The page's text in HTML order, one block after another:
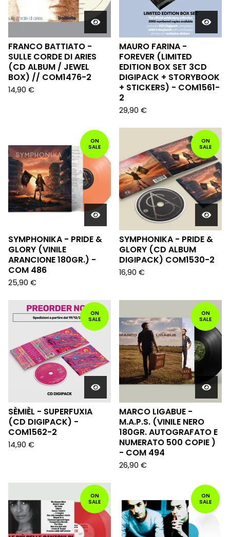
FRANCO BATTIATO -
SULLE CORDE DI ARIES
(CD ALBUM / JEWEL
BOX) // COM1476-2
14,90 €
MAURO FARINA -
FOREVER (LIMITED
EDITION BOX SET 3CD
DIGIPACK + STORYBOOK
+ STICKERS) - COM1561-
2
29,90 €
ON
SALE
SYMPHONIKA - PRIDE &
GLORY (VINILE
ARANCIONE 180GR.) -
COM 486
25,90 €
ON
SALE
SYMPHONIKA - PRIDE &
GLORY (CD ALBUM
DIGIPACK) COM1530-2
16,90 €
ON
SALE
SÈMIÈL - SUPERFUXIA
(CD DIGIPACK) -
COM1562-2
14,90 €
ON
SALE
MARCO LIGABUE -
M.A.P.S. (VINILE NERO
180GR. AUTOGRAFATO E
NUMERATO 500 COPIE )
- COM 494
26,90 €
ON
SALE
ON
SALE